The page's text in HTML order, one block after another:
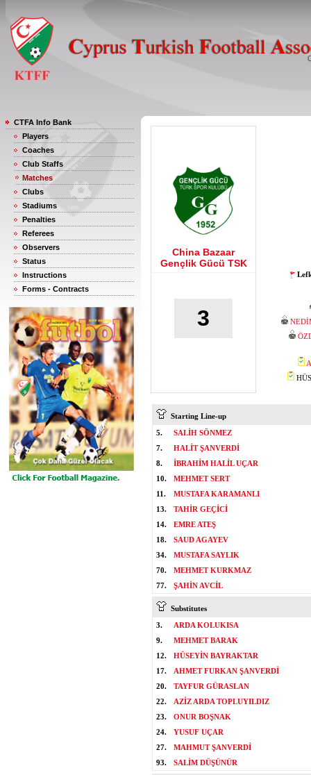
CTFA Info Bank
Players
Coaches
Club Staffs
Matches
Clubs
Stadiums
Penalties
Referees
Observers
Status
Instructions
Forms - Contracts
China Bazaar
Gençlik Gücü TSK
3
Starting Line-up
5.
SALİH SÖNMEZ
7.
HALİT ŞANVERDİ
8.
İBRAHİM HALİL UÇAR
10.
MEHMET SERT
11.
MUSTAFA KARAMANLI
13.
TAHİR GEÇİCİ
14.
EMRE ATEŞ
18.
SAUD AGAYEV
34.
MUSTAFA SAYLIK
70.
MEHMET KURKMAZ
77.
ŞAHİN AVCİL
Substitutes
3.
ARDA KOLUKISA
9.
MEHMET BARAK
12.
HÜSEYİN BAYRAKTAR
17.
AHMET FURKAN ŞANVERDİ
20.
TAYFUR GÜRASLAN
22.
AZİZ ARDA TOPLUYILDIZ
23.
ONUR BOŞNAK
24.
YUSUF UÇAR
27.
MAHMUT ŞANVERDİ
93.
SALİM DÜŞÜNÜR